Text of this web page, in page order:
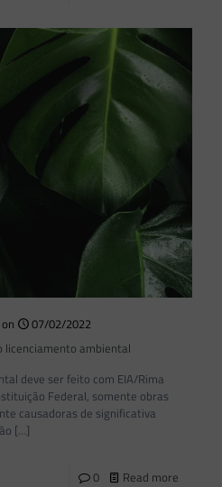
on
07/02/2022
licenciamento ambiental
deve ser feito com EIA/Rima
Federal, somente obras
causadoras de significativa
[…]
0 Read more